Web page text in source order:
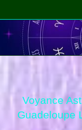
Voyance
Guadeloupe